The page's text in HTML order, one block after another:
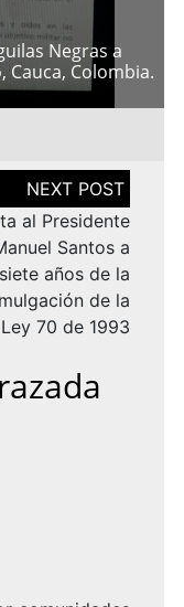
Negras a
Cauca, Colombia.
al Presidente
Santos a
años de la
de la
Ley 70 de 1993